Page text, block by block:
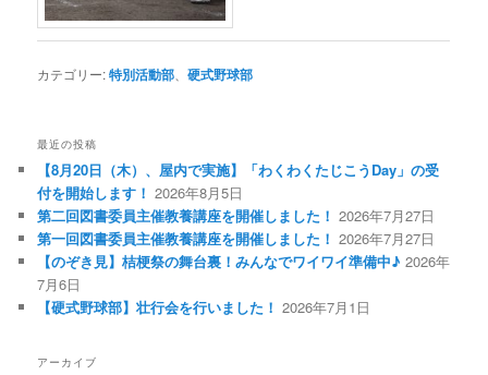
カテゴリー:特別活動部 、硬式野球部
最近の投稿
【8月20日（木）、屋内で実施】「わくわくたじこうDay」の受
付を開始します！ 2026年8月5日
第二回図書委員主催教養講座を開催しました！ 2026年7月27日
第一回図書委員主催教養講座を開催しました！ 2026年7月27日
【のぞき見】桔梗祭の舞台裏！みんなでワイワイ準備中♪ 2026年
7月6日
【硬式野球部】壮行会を行いました！ 2026年7月1日
アーカイブ